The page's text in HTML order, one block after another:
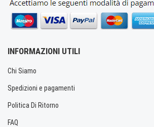
INFORMAZIONI UTILI
Chi Siamo
Spedizioni e pagamenti
Politica Di Ritorno
FAQ